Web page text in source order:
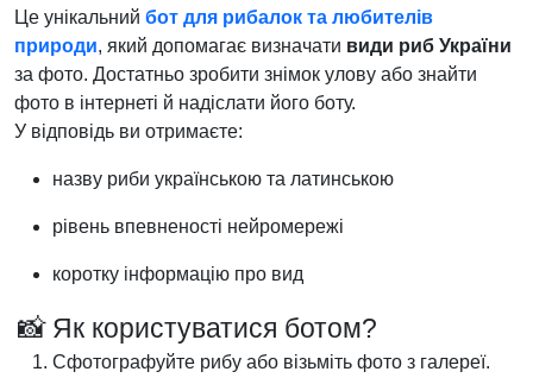
Це унікальний бот для рибалок та любителів
природи, який допомагає визначати види риб України
за фото. Достатньо зробити знімок улову або знайти
фото в інтернеті й надіслати його боту.
У відповідь ви отримаєте:
назву риби українською та латинською
рівень впевненості нейромережі
коротку інформацію про вид
📸 Як користуватися ботом?
Сфотографуйте рибу або візьміть фото з галереї.